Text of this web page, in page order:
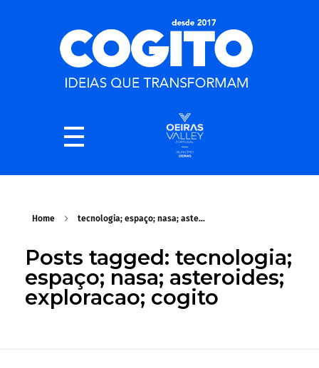
Home tecnologia; espaço; nasa; aste...
Posts tagged: tecnologia;
espaço; nasa; asteroides;
exploracao; cogito